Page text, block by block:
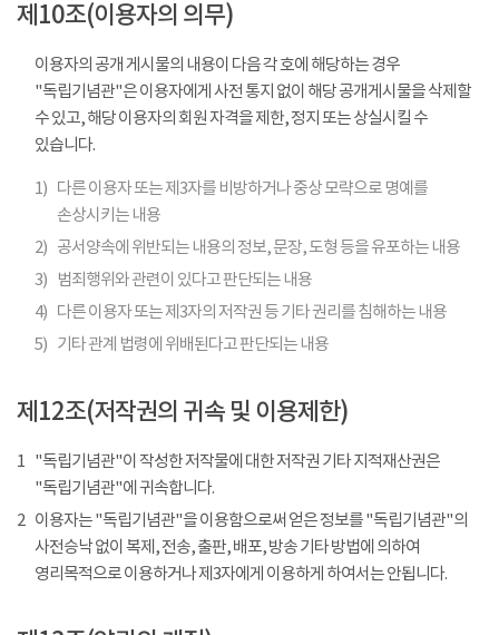
제10조(이용자의 의무)
이용자의 공개 게시물의 내용이 다음 각 호에 해당하는 경우
"독립기념관"은 이용자에게 사전 통지 없이 해당 공개게시물을 삭제할
수 있고, 해당 이용자의 회원 자격을 제한, 정지 또는 상실시킬 수
있습니다.
1) 다른 이용자 또는 제3자를 비방하거나 중상 모략으로 명예를
손상시키는 내용
2) 공서양속에 위반되는 내용의 정보, 문장, 도형 등을 유포하는 내용
3)
범죄행위와 관련이 있다고 판단되는 내용
4) 다른 이용자 또는 제3자의 저작권 등 기타 권리를 침해하는 내용
5) 기타 관계 법령에 위배된다고 판단되는 내용
제12조(저작권의 귀속 및 이용제한)
1 "독립기념관"이 작성한 저작물에 대한 저작권 기타 지적재산권은
"독립기념관"에 귀속합니다.
2 이용자는 "독립기념관"을 이용함으로써 얻은 정보를 "독립기념관"의
사전승낙 없이 복제, 전송, 출판, 배포, 방송 기타 방법에 의하여
영리목적으로 이용하거나 제3자에게 이용하게 하여서는 안됩니다.